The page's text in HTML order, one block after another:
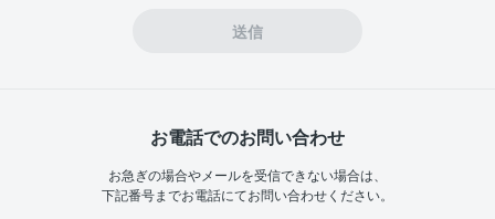
送信
お電話でのお問い合わせ
お急ぎの場合やメールを受信できない場合は、
下記番号までお電話にてお問い合わせください。